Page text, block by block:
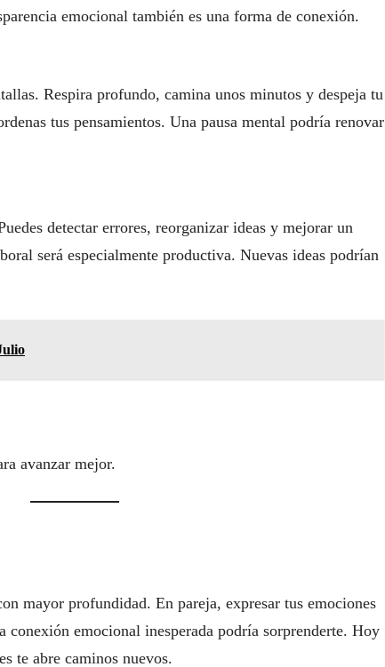
emocional también es una forma de conexión.
Respira profundo, camina unos minutos y despeja tu
tus pensamientos. Una pausa mental podría renovar
detectar errores, reorganizar ideas y mejorar un
será especialmente productiva. Nuevas ideas podrían
avanzar mejor.
mayor profundidad. En pareja, expresar tus emociones
conexión emocional inesperada podría sorprenderte. Hoy
te abre caminos nuevos.